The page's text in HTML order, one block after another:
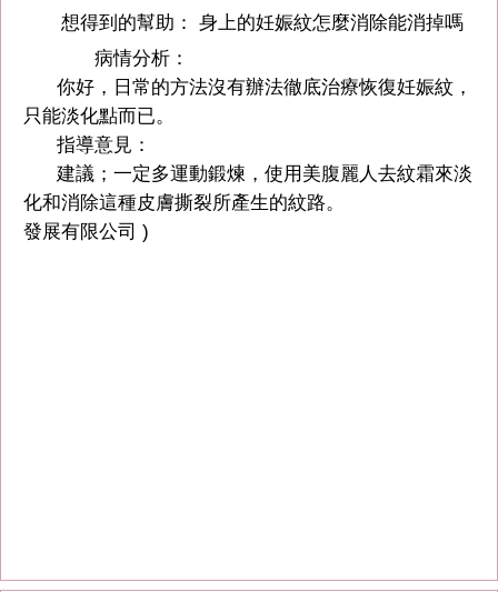
想得到的幫助： 身上的妊娠紋怎麼消除能消掉嗎
病情分析：
你好，日常的方法沒有辦法徹底治療恢復妊娠紋，
只能淡化點而已。
指導意見：
建議；一定多運動鍛煉，使用美腹麗人去紋霜來淡
化和消除這種皮膚撕裂所產生的紋路。
發展有限公司 )